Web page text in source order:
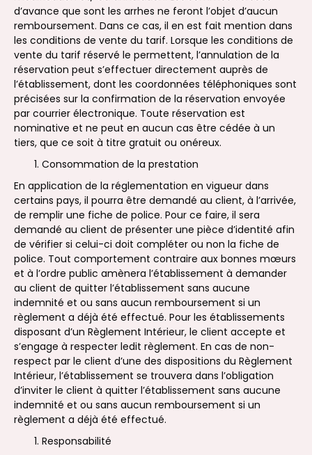
d’avance que sont les arrhes ne feront l’objet d’aucun
remboursement. Dans ce cas, il en est fait mention dans
les conditions de vente du tarif. Lorsque les conditions de
vente du tarif réservé le permettent, l’annulation de la
réservation peut s’effectuer directement auprès de
l’établissement, dont les coordonnées téléphoniques sont
précisées sur la confirmation de la réservation envoyée
par courrier électronique. Toute réservation est
nominative et ne peut en aucun cas être cédée à un
tiers, que ce soit à titre gratuit ou onéreux.
Consommation de la prestation
En application de la réglementation en vigueur dans
certains pays, il pourra être demandé au client, à l’arrivée,
de remplir une fiche de police. Pour ce faire, il sera
demandé au client de présenter une pièce d’identité afin
de vérifier si celui-ci doit compléter ou non la fiche de
police. Tout comportement contraire aux bonnes mœurs
et à l’ordre public amènera l’établissement à demander
au client de quitter l’établissement sans aucune
indemnité et ou sans aucun remboursement si un
règlement a déjà été effectué. Pour les établissements
disposant d’un Règlement Intérieur, le client accepte et
s’engage à respecter ledit règlement. En cas de non-
respect par le client d’une des dispositions du Règlement
Intérieur, l’établissement se trouvera dans l’obligation
d’inviter le client à quitter l’établissement sans aucune
indemnité et ou sans aucun remboursement si un
règlement a déjà été effectué.
Responsabilité